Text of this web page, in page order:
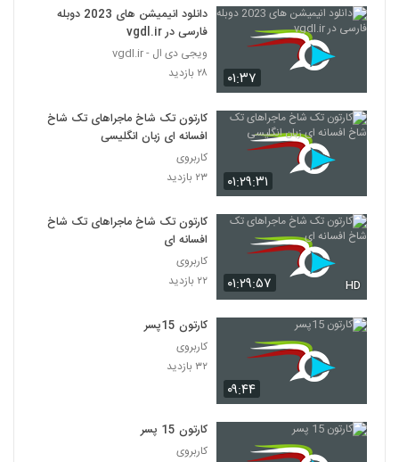
۰۱:۳۷
دانلود انیمیشن های 2023 دوبله
فارسی در vgdl.ir
ویجی دی ال - vgdl.ir
۲۸ بازدید
۰۱:۲۹:۳۱
کارتون تک شاخ ماجراهای تک شاخ
افسانه ای زبان انگلیسی
کاربروی
۲۳ بازدید
۰۱:۲۹:۵۷ HD
کارتون تک شاخ ماجراهای تک شاخ
افسانه ای
کاربروی
۲۲ بازدید
۰۹:۴۴
کارتون 15پسر
کاربروی
۳۲ بازدید
کارتون 15 پسر
کاربروی